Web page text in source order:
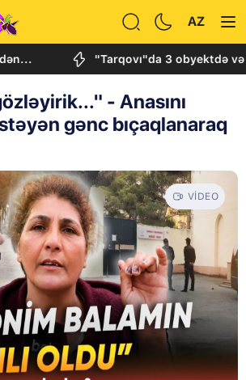
AZ
"Tarqovı"da 3 obyektdə və evdə
- Anasını
gənc bıçaqlanaraq
VIDEO